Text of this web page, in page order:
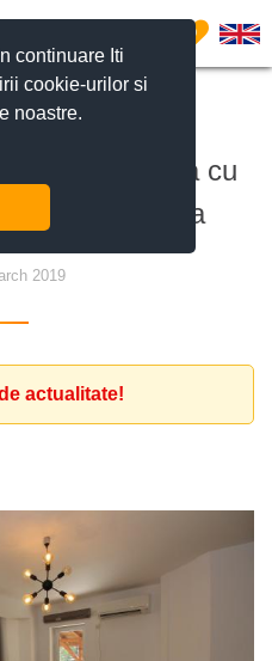
continuare Iti
cookie-urilor si
noastre.
0
o locuinta cu
in zona Pipera
2019
actualitate!